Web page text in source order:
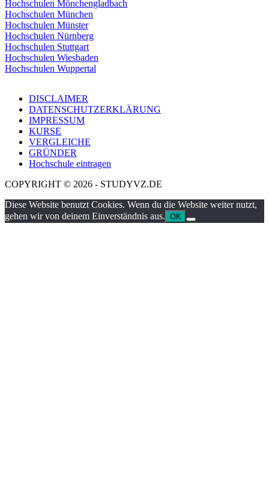
Hochschulen Mönchengladbach
Hochschulen München
Hochschulen Münster
Hochschulen Nürnberg
Hochschulen Stuttgart
Hochschulen Wiesbaden
Hochschulen Wuppertal
DISCLAIMER
DATENSCHUTZERKLÄRUNG
IMPRESSUM
KURSE
VERGLEICHE
GRÜNDER
Hochschule eintragen
COPYRIGHT © 2026 - STUDYVZ.DE
Diese Website benutzt Cookies. Wenn du die Website weiter nutzt,
gehen wir von deinem Einverständnis aus. OK